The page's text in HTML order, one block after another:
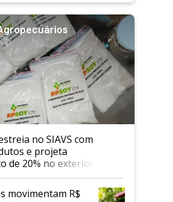
no SIAVS com
e projeta
de 20% no exterior
movimentam R$